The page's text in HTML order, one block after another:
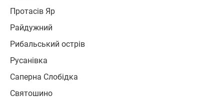
Протасів Яр
Райдужний
Рибальський острів
Русанівка
Саперна Слобідка
Святошино